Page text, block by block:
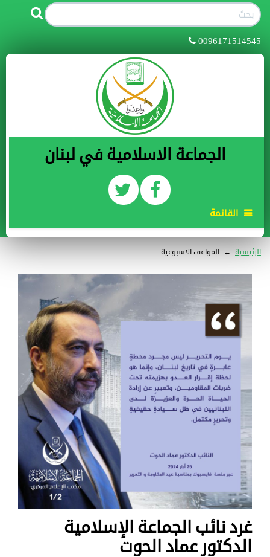
0096171514545
الجماعة الاسلامية في لبنان
القائمة
الرئيسية ← المواقف الاسبوعية
غرد نائب الجماعة الإسلامية
الدكتور عماد الحوت